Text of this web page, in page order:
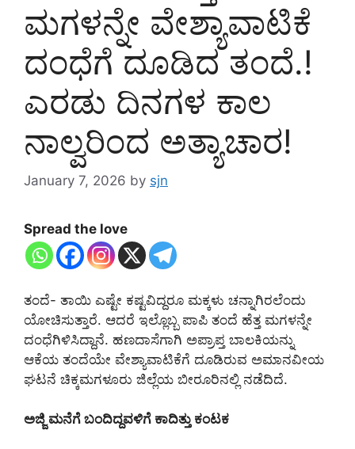
ಮಗಳನ್ನೇ ವೇಶ್ಯಾವಾಟಿಕೆ
ದಂಧೆಗೆ ದೂಡಿದ ತಂದೆ.!
ಎರಡು ದಿನಗಳ ಕಾಲ
ನಾಲ್ವರಿಂದ ಅತ್ಯಾಚಾರ!
January 7, 2026 by sjn
Spread the love
ತಂದೆ- ತಾಯಿ ಎಷ್ಟೇ ಕಷ್ಟವಿದ್ದರೂ ಮಕ್ಕಳು ಚನ್ನಾಗಿರಲೆಂದು
ಯೋಚಿಸುತ್ತಾರೆ. ಆದರೆ ಇಲ್ಲೊಬ್ಬ ಪಾಪಿ ತಂದೆ ಹೆತ್ತ ಮಗಳನ್ನೇ
ದಂಧೆಗಿಳಿಸಿದ್ದಾನೆ. ಹಣದಾಸೆಗಾಗಿ ಅಪ್ರಾಪ್ತ ಬಾಲಕಿಯನ್ನು
ಆಕೆಯ ತಂದೆಯೇ ವೇಶ್ಯಾವಾಟಿಕೆಗೆ ದೂಡಿರುವ ಅಮಾನವೀಯ
ಘಟನೆ ಚಿಕ್ಕಮಗಳೂರು ಜಿಲ್ಲೆಯ ಬೀರೂರಿನಲ್ಲಿ ನಡೆದಿದೆ.
ಅಜ್ಜಿ ಮನೆಗೆ ಬಂದಿದ್ದವಳಿಗೆ ಕಾದಿತ್ತು ಕಂಟಕ